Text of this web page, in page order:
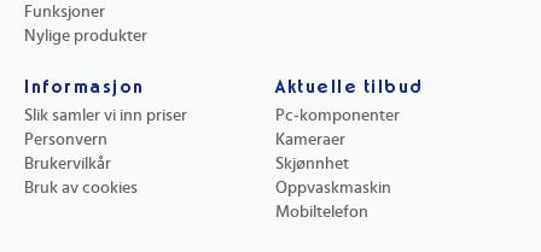
Funksjoner
Nylige produkter
Informasjon
Slik samler vi inn priser
Personvern
Brukervilkår
Bruk av cookies
Aktuelle tilbud
Pc-komponenter
Kameraer
Skjønnhet
Oppvaskmaskin
Mobiltelefon